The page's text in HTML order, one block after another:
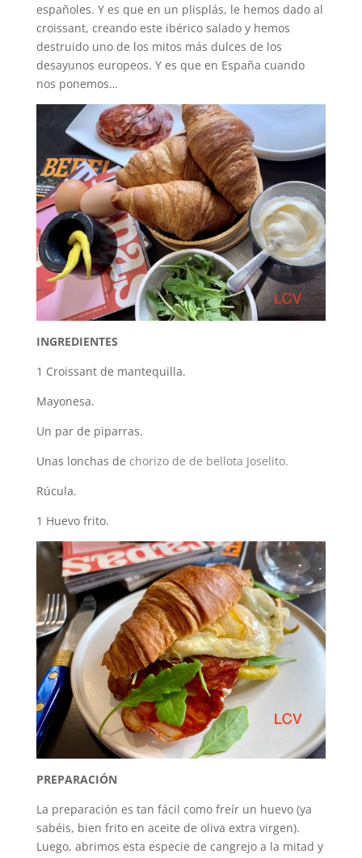
españoles. Y es que en un plisplás, le hemos dado al
croissant, creando este ibérico salado y hemos
destruido uno de los mitos más dulces de los
desayunos europeos. Y es que en España cuando
nos ponemos…
INGREDIENTES
1 Croissant de mantequilla.
Mayonesa.
Un par de piparras.
Unas lonchas de chorizo de de bellota Joselito.
Rúcula.
1 Huevo frito.
PREPARACIÓN
La preparación es tan fácil como freír un huevo (ya
sabéis, bien frito en aceite de oliva extra virgen).
Luego, abrimos esta especie de cangrejo a la mitad y